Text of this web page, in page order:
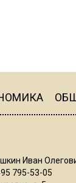
Иван
795-53-05